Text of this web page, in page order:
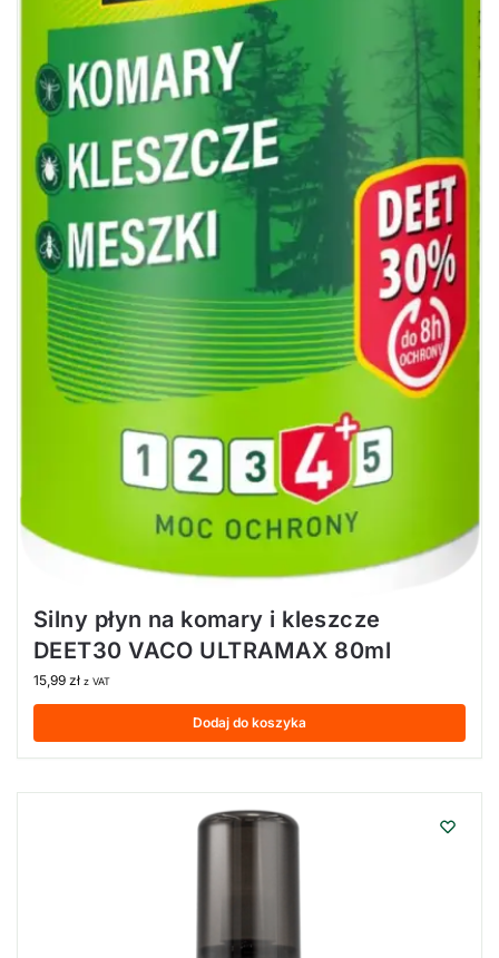
Silny płyn na komary i kleszcze
DEET30 VACO ULTRAMAX 80ml
15,99 zł z VAT
Dodaj do koszyka